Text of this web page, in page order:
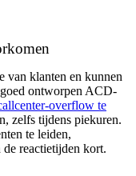
van klanten en kunnen
ontworpen ACD-
overflow te
zelfs tijdens piekuren.
te leiden,
reactietijden kort.